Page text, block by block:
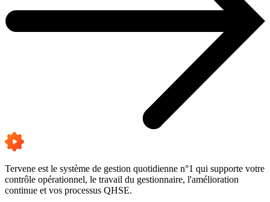
Tervene est le système de gestion quotidienne n°1 qui supporte votre
contrôle opérationnel, le travail du gestionnaire, l'amélioration
continue et vos processus QHSE.